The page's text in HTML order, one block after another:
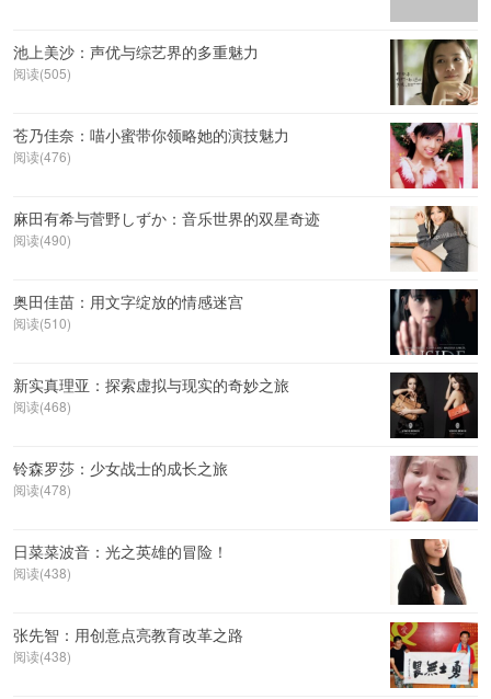
池上美沙：声优与综艺界的多重魅力
阅读(505)
苍乃佳奈：喵小蜜带你领略她的演技魅力
阅读(476)
麻田有希与菅野しずか：音乐世界的双星奇迹
阅读(490)
奥田佳苗：用文字绽放的情感迷宫
阅读(510)
新实真理亚：探索虚拟与现实的奇妙之旅
阅读(468)
铃森罗莎：少女战士的成长之旅
阅读(478)
日菜菜波音：光之英雄的冒险！
阅读(438)
张先智：用创意点亮教育改革之路
阅读(438)